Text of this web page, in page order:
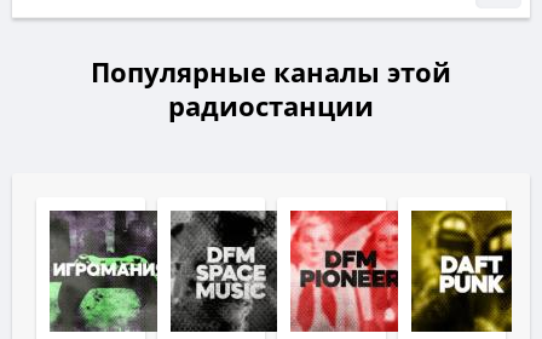
Популярные каналы этой
радиостанции